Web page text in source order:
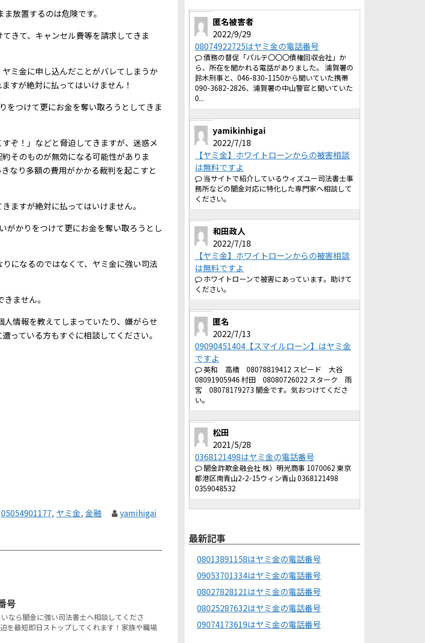
放置するのは危険です。
きて、キャンセル費等を請求してきま
ミ金に申し込んだことがバレてしまうか
すが絶対に払ってはいけません！
をつけて更にお金を奪い取ろうとしてきま
ぞ！」などと脅迫してきますが、迷惑メ
そのものが無効になる可能性がありま
なり多額の費用がかかる裁判を起こすと
ますが絶対に払ってはいけません。
がかりをつけて更にお金を奪い取ろうとし
になるのではなくて、ヤミ金に強い司法
ません。
情報を教えてしまっていたり、嫌がらせ
っている方もすぐに相談してください。
05054901177, ヤミ金,金融 yamihigai
号
なら闇金に強い司法書士へ相談してくださ
を最短即日ストップしてくれます！家族や職場
匿名被害者
2022/9/29
08074922725はヤミ金の電話番号
債務の督促「パルテ〇〇〇債権回収会社」か
ら、所在を聞かれる電話がありました。 浦賀署の
鈴木刑事と、046-830-1150から聞いていた携帯
090-3682-2826、浦賀署の中山警官と聞いていた
0...
yamikinhigai
2022/7/18
【ヤミ金】ホワイトローンからの被害相談
は無料ですよ
当サイトで紹介しているウィズユー司法書士事
務所などの闇金対応に特化した専門家へ相談して
ください。
和田政人
2022/7/18
【ヤミ金】ホワイトローンからの被害相談
は無料ですよ
ホワイトローンで被害にあっています。助けて
ください。
匿名
2022/7/13
09090451404【スマイルローン】はヤミ金
ですよ
英和 高橋 08078819412 スピード 大谷
08091905946 村田 08080726022 スターク 雨
宮 08078179273 闇金です。気おつけてくださ
い。
松田
2021/5/28
0368121498はヤミ金の電話番号
闇金詐欺金融会社 株）明光商事 1070062 東京
都港区南青山2-2-15ウィン青山 0368121498
0359048532
最新記事
08013891158はヤミ金の電話番号
09053701334はヤミ金の電話番号
08027828121はヤミ金の電話番号
08025287632はヤミ金の電話番号
09074173619はヤミ金の電話番号